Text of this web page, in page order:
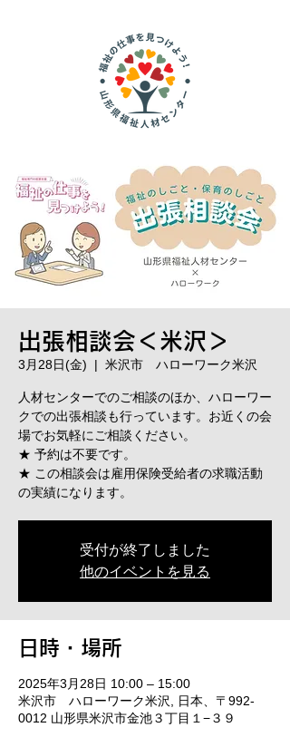
出張相談会＜米沢＞
3月28日(金)
  |
米沢市 ハローワーク米沢
人材センターでのご相談のほか、ハローワー
クでの出張相談も行っています。お近くの会
場でお気軽にご相談ください。
★ 予約は不要です。
★ この相談会は雇用保険受給者の求職活動
の実績になります。
受付が終了しました
他のイベントを見る
日時・場所
2025年3月28日 10:00 – 15:00
米沢市 ハローワーク米沢, 日本、〒992-
0012 山形県米沢市金池３丁目１−３９